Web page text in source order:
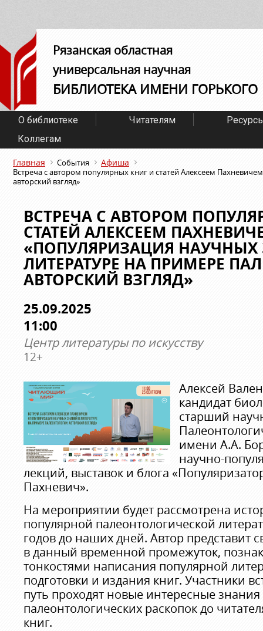
Рязанская областная
универсальная научная
БИБЛИОТЕКА ИМЕНИ ГОРЬКОГО
О библиотеке Читателям
Коллегам
Главная События Афиша
Встреча с автором популярных книг и статей Алексеем
авторский взгляд»
ВСТРЕЧА С АВТОРОМ
СТАТЕЙ АЛЕКСЕЕМ
«ПОПУЛЯРИЗАЦИЯ
ЛИТЕРАТУРЕ НА ПРИМЕРЕ
АВТОРСКИЙ ВЗГЛЯД»
25.09.2025
11:00
Центр литературы по искусству
12+
Алексей
кандидат
старший
имени А.А.
научно-
лекций, выставок и блога
Пахневич».
На мероприятии будет рассмотрена
популярной палеонтологической
годов до наших дней. Автор представит
в данный временной промежуток,
тонкостями написания популярной
подготовки и издания книг. Участники
путь проходят новые интересные знания
палеонтологических раскопок до
книг.